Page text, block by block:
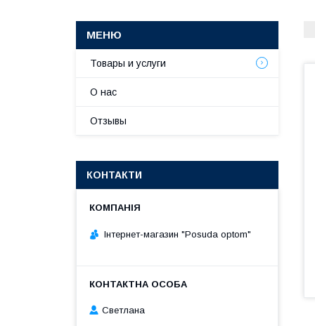
Товары и услуги
О нас
Отзывы
КОНТАКТИ
Інтернет-магазин "Posuda optom"
Светлана